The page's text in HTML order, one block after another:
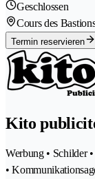
Geschlossen
Cours des
Termin reservieren
Kito
Werbung • Schilder
•